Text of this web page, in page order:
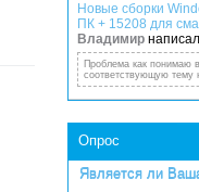
Новые сборки
ПК + 15208 для
Владимир
Проблема как понимаю
соответствующую тему
Опрос
Является ли